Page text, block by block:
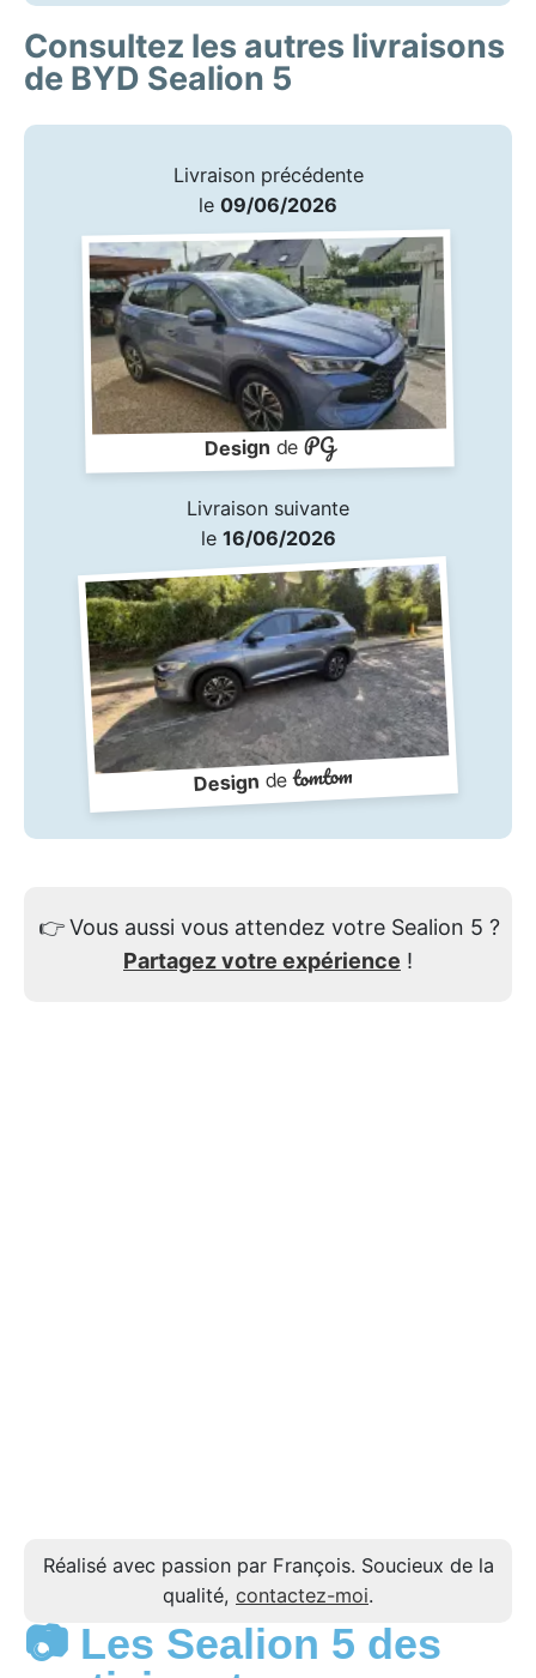
Consultez les autres livraisons
de BYD Sealion 5
Livraison précédente
le 09/06/2026
Design dePG
Livraison suivante
le 16/06/2026
Designdetomtom
👉Vous aussi vous attendez votre Sealion 5 ?
Partagez votre expérience !
Réalisé avec passion par François. Soucieux de la
qualité, contactez-moi.
📷 Les Sealion 5 des